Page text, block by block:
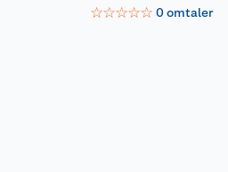
☆☆☆☆☆ 0omtaler